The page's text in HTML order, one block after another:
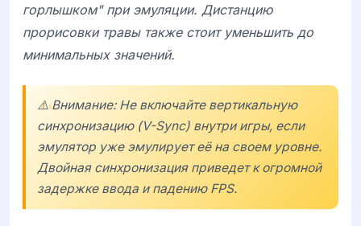
горлышком" при эмуляции. Дистанцию
прорисовки травы также стоит уменьшить до
минимальных значений.
⚠️ Внимание: Не включайте вертикальную
синхронизацию (V-Sync) внутри игры, если
эмулятор уже эмулирует её на своем уровне.
Двойная синхронизация приведет к огромной
задержке ввода и падению FPS.